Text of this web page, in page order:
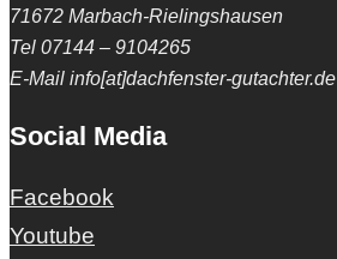
71672 Marbach-Rielingshausen
Tel 07144 – 9104265
E-Mail info[at]dachfenster-gutachter.de
Social Media
Facebook
Youtube